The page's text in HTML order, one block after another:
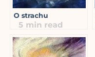
O strachu
5 min read